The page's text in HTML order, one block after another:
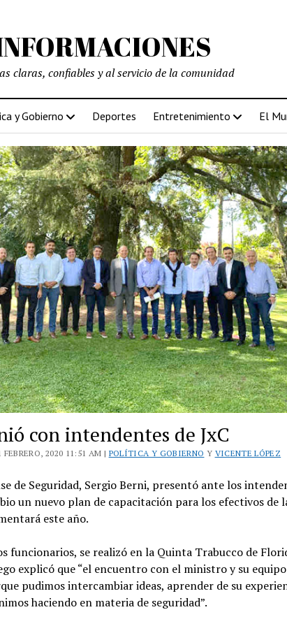
claras, confiables y al servicio de la comunidad
y Gobierno Deportes Entretenimiento El
con intendentes de JxC
2020 11:51 AM | POLÍTICA Y GOBIERNO Y VICENTE LÓPEZ
de Seguridad, Sergio Berni, presentó ante los
un nuevo plan de capacitación para los efectivos de
este año.
funcionarios, se realizó en la Quinta Trabucco de
explicó que “el encuentro con el ministro y su
pudimos intercambiar ideas, aprender de su
haciendo en materia de seguridad”.